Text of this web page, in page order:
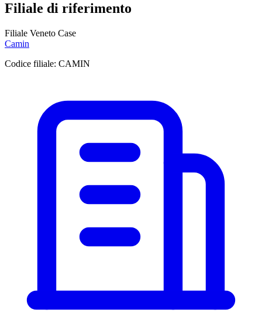
Filiale di riferimento
Filiale Veneto Case
Camin
Codice filiale: CAMIN